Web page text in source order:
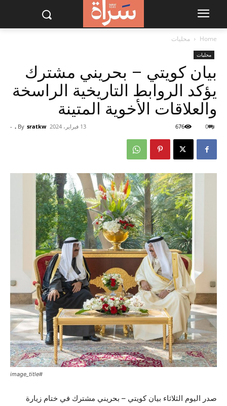
Home محليات
محليات
بيان كويتي – بحريني مشترك
يؤكد الروابط التاريخية الراسخة
والعلاقات الأخوية المتينة
By sratkw .
- 13 فبراير، 2024 0
676
#image_title
صدر اليوم الثلاثاء بيان كويتي – بحريني مشترك في ختام زيارة